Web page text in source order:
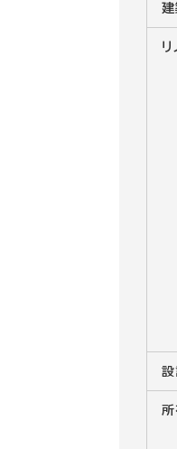
建
リ
設
所